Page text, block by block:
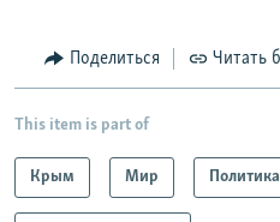
Поделиться Читать
This item is part of
Крым Мир Политика